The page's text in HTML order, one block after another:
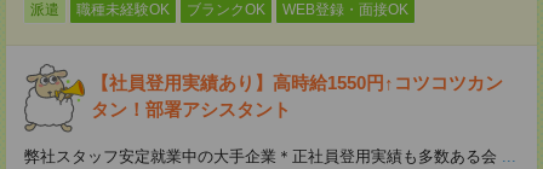
派遣
職種未経験OK ブランクOK WEB登録・面接OK
【社員登用実績あり】高時給1550円↑コツコツカン
タン！部署アシスタント
弊社スタッフ安定就業中の大手企業＊正社員登用実績も多数ある会 ...